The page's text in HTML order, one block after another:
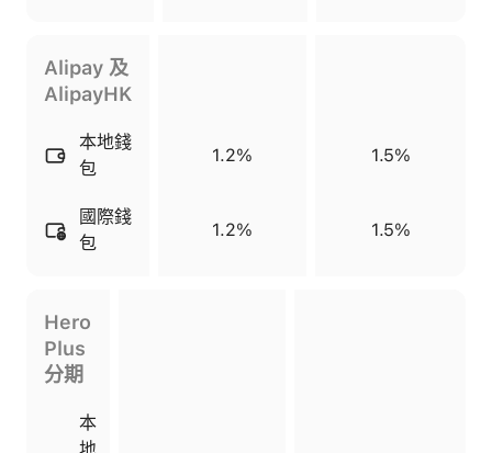
Alipay 及
AlipayHK
本地錢
包
1.2% 1.5%
國際錢
包
1.2% 1.5%
Hero
Plus
分期
本